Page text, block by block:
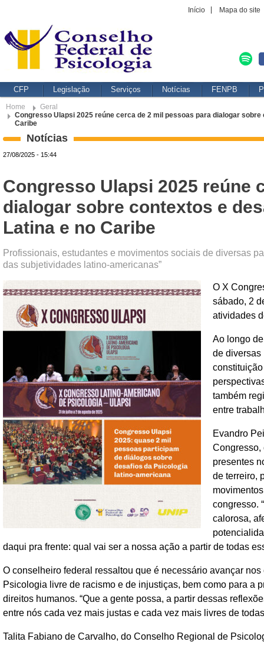
Início Mapa do site
CFP Legislação Serviços Notícias FENPB
Home
Geral
Congresso Ulapsi 2025 reúne cerca de 2 mil pessoas para dialogar
Caribe
Notícias
27/08/2025 - 15:44
Congresso Ulapsi 2025 reúne
dialogar sobre contextos e
Latina e no Caribe
Profissionais, estudantes e movimentos sociais de diversas
das subjetividades latino-americanas”
O X
sábado, 2
atividades
Ao longo
de diversas
também
entre
Evandro
Congresso,
presentes
de terreiro,
congresso.
calorosa,
daqui pra frente: qual vai ser a nossa ação a partir de todas
O conselheiro federal ressaltou que é necessário avançar
Psicologia livre de racismo e de injustiças, bem como para a
direitos humanos. “Que a gente possa, a partir dessas
entre nós cada vez mais justas e cada vez mais livres de
Talita Fabiano de Carvalho, do Conselho Regional de